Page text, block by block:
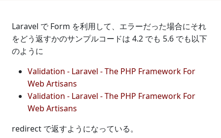
Laravel で Form を利用して、エラーだった場合にそれ
をどう返すかのサンプルコードは 4.2 でも 5.6 でも以下
のように
Validation - Laravel - The PHP Framework For
Web Artisans
Validation - Laravel - The PHP Framework For
Web Artisans
redirect で返すようになっている。